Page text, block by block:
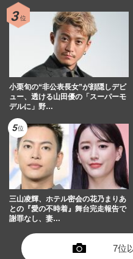
小栗旬の“非公表長女”が顔隠しデビ
ュー、透ける山田優の「スーパーモ
デルに」野…
三山凌輝、ホテル密会の花乃まりあ
との『愛の不時着』舞台完走報告で
謝罪なし、妻…
7位